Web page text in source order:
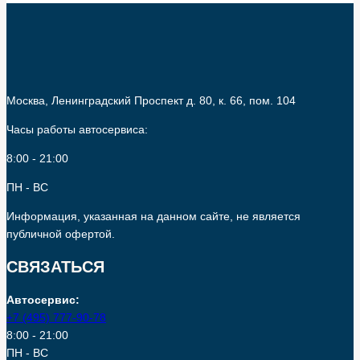
монтаж направляющих. Тест‑драйв подтвердил
исчезновение шума и вибрации. Через неделю
работало штатно.
Перед приездом запишите любые наблюдаемые
быстрее локализовать проблему. Также возьмите
есть — они экономят время при диагностике.
Если накопились ошибки на приборной панели, не
откладывайте визит. Некоторые неисправности
Москва, Ленинградский Проспект д. 80, к. 66, пом. 104
Часы работы автосервиса:
8:00 - 21:00
ПН - ВС
Информация, указанная на данном сайте, не является
публичной офертой.
СВЯЗАТЬСЯ
Автосервис:
+7 (495) 777-90-78
8:00 - 21:00
ПН - ВС